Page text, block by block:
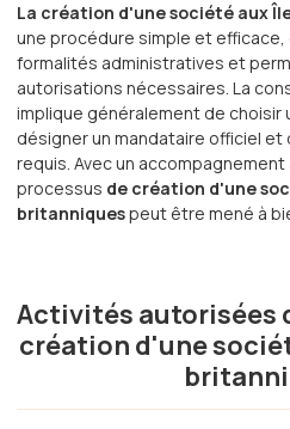
La création d'une société aux
une procédure simple et efficace,
formalités administratives et
autorisations nécessaires. La
implique généralement de choisir
désigner un mandataire officiel
requis. Avec un
processus de création d'une
britanniquespeut être mené à
Activités autorisées
création d'une